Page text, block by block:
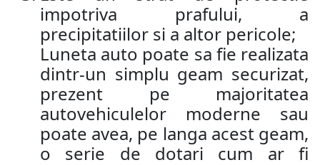
impotriva prafului, a
precipitatiilor si a altor pericole;
Luneta auto poate sa fie realizata
dintr-un simplu geam securizat,
prezent pe majoritatea
autovehiculelor moderne sau
poate avea, pe langa acest geam,
o serie de dotari cum ar fi